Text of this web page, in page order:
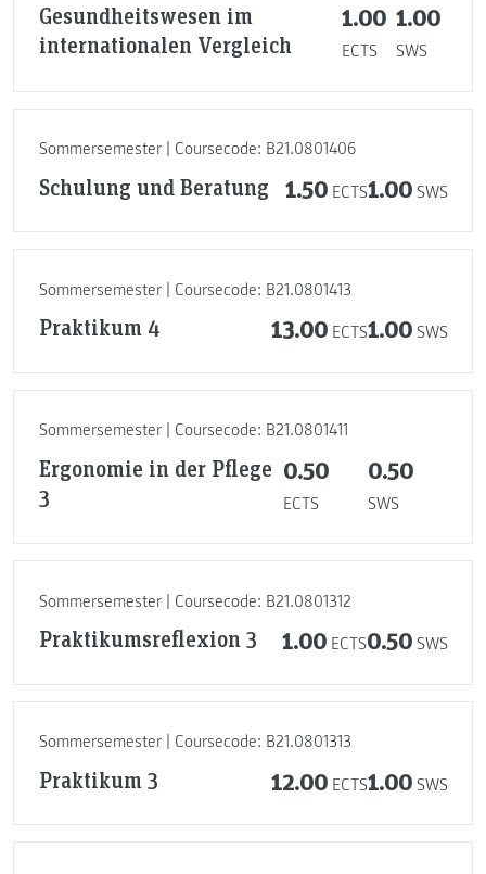
Gesundheitswesen im
internationalen Vergleich
1.00
ECTS
1.00
SWS
Sommersemester | Coursecode: B21.0801406
Schulung und Beratung 1.50 ECTS1.00 SWS
Sommersemester | Coursecode: B21.0801413
Praktikum 4 13.00 ECTS1.00 SWS
Sommersemester | Coursecode: B21.0801411
Ergonomie in der Pflege
3
0.50
ECTS
0.50
SWS
Sommersemester | Coursecode: B21.0801312
Praktikumsreflexion 3 1.00 ECTS0.50 SWS
Sommersemester | Coursecode: B21.0801313
Praktikum 3 12.00 ECTS1.00 SWS